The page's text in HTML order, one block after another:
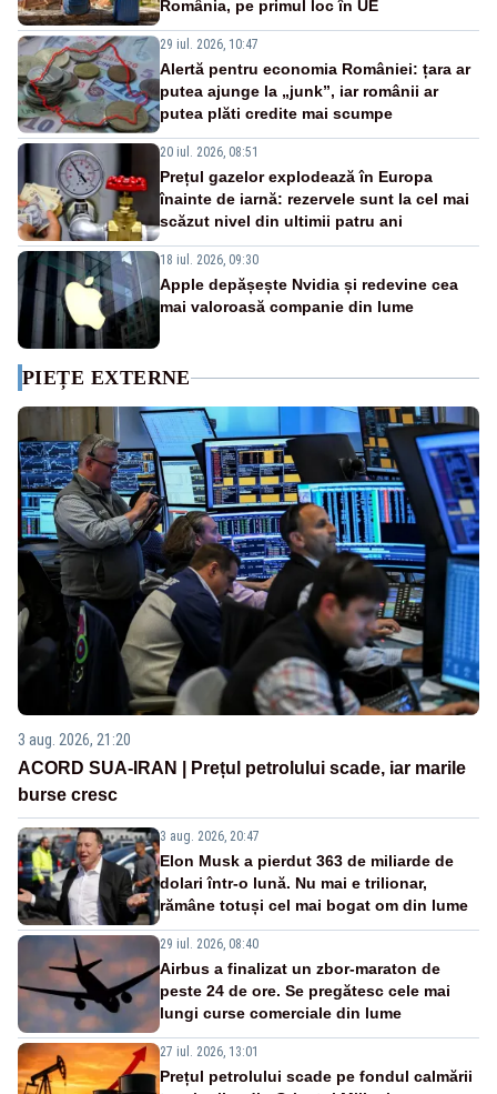
România, pe primul loc în UE
29 iul. 2026, 10:47
Alertă pentru economia României: țara ar
putea ajunge la „junk”, iar românii ar
putea plăti credite mai scumpe
20 iul. 2026, 08:51
Prețul gazelor explodează în Europa
înainte de iarnă: rezervele sunt la cel mai
scăzut nivel din ultimii patru ani
18 iul. 2026, 09:30
Apple depășește Nvidia și redevine cea
mai valoroasă companie din lume
PIEȚE EXTERNE
3 aug. 2026, 21:20
ACORD SUA-IRAN | Prețul petrolului scade, iar marile
burse cresc
3 aug. 2026, 20:47
Elon Musk a pierdut 363 de miliarde de
dolari într-o lună. Nu mai e trilionar,
rămâne totuși cel mai bogat om din lume
29 iul. 2026, 08:40
Airbus a finalizat un zbor-maraton de
peste 24 de ore. Se pregătesc cele mai
lungi curse comerciale din lume
27 iul. 2026, 13:01
Prețul petrolului scade pe fondul calmării